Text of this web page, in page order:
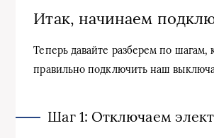
Итак, начинаем
Теперь давайте разберем по шагам,
правильно подключить наш
Шаг 1: Отключаем